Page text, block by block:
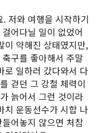
저와 여행을 시작하기
어다닐 일이 없었어
이 약해진 상태였지만,
구를 좋아해서 주말
로 일하러 갔다와서 다
걷던 그 강철 체력이
늙어서 그런 것이라
치 운동선수가 시합 나
어놓지 않으면 처참